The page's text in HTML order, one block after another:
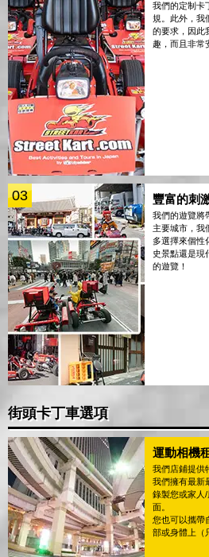
我們的定制卡
規。此外，我
的要求，因此
趣，而且非常
03 豐富的刺
我們的遊覽將
主要城市，我
多選擇來個性
史景點還是現
的遊覽！
街頭卡丁車選項
運動相機
我們店鋪提供
我們擁有最新
錄製您或家人
面。
您也可以攜帶
部或身體上（